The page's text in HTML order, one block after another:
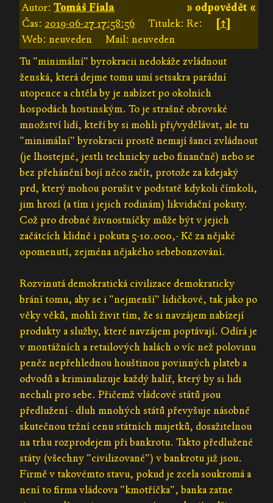
» odpovědět «
Autor:Tomáš Fiala
Čas: 2019-06-27 17:58:56 Titulek: Re:
[↑]
Web: neuveden
Mail: neuveden
Tu "minimální" byrokracii nedokáže zvládnout
ženská, která dejme tomu umí setsakra parádní
utopence a chtěla by je nabízet po okolních
hospodách hostinským. To je strašně obrovské
množství lidí, kteří by si mohli při/vydělávat, ale tu
"minimální" byrokracii prostě nemají šanci zvládnout
(je lhostejné, jestli technicky nebo finančně) nebo se
bez přehánění bojí něco začít, protože za kdejaký
prd, který mohou porušit v podstatě kdykoli čímkoli,
jim hrozí (a tím i jejich rodinám) likvidační pokuty.
Což pro drobné živnostníčky může být v jejich
začátcích klidně i pokuta 5-10.000,- Kč za nějaké
opomenutí, zejména nějakého sebebonzování.
Rozvinutá demokratická civilizace demokraticky
brání tomu, aby se i "nejmenší" lidičkové, tak jako po
věky věků, mohli živit tím, že si navzájem nabízejí
produkty a služby, které navzájem poptávají. Odírá je
v montážních a retailových halách o víc než polovinu
peněz nepřehlednou houštinou povinných plateb a
odvodů a kriminalizuje každý halíř, který by si lidi
nechali pro sebe. Přičemž vládcové států jsou
předlužení - dluh mnohých států převyšuje násobně
skutečnou tržní cenu státních majetků, dosažitelnou
na trhu rozprodejem při bankrotu. Takto předlužené
státy (všechny "civilizované") v bankrotu již jsou.
Firmě v takovémto stavu, pokud je zcela soukromá a
není to firma vládcova "kmotříčka", banka zatne